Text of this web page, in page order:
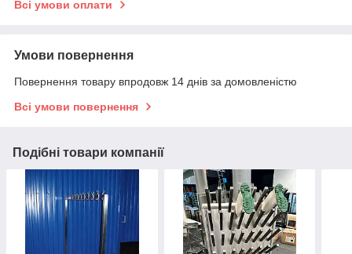
Всі умови оплати
Умови повернення
Повернення товару впродовж 14 днів за домовленістю
Всі умови повернення
Подібні товари компанії